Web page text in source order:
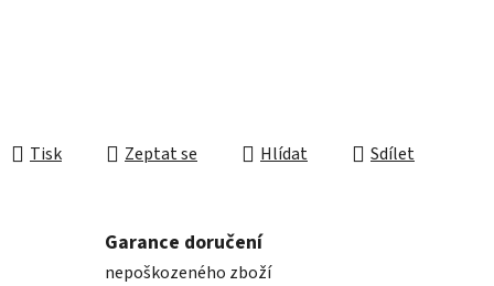
Tisk Zeptat se Hlídat Sdílet
Garance doručení
nepoškozeného zboží